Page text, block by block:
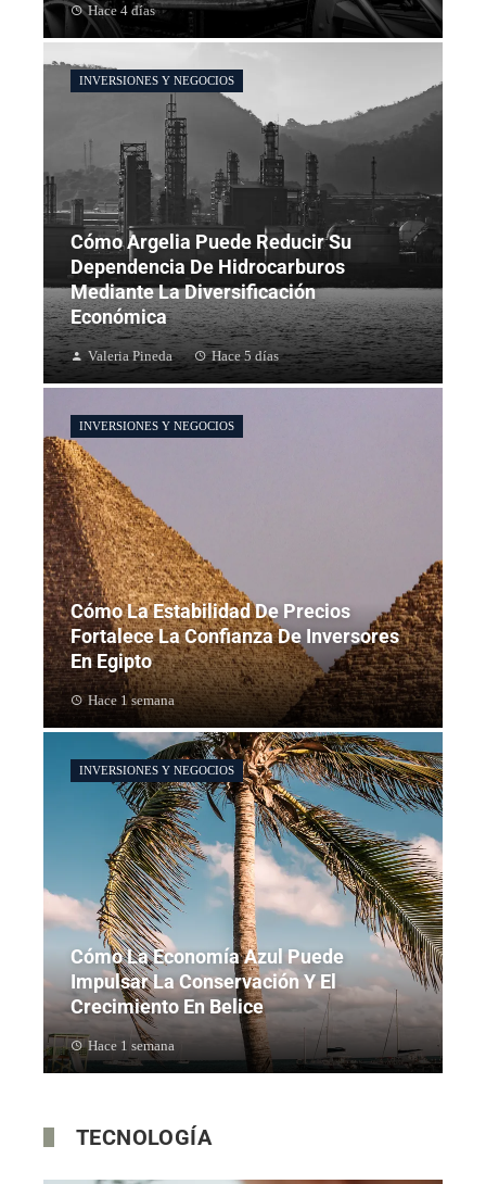
Hace 4 días
INVERSIONES Y NEGOCIOS
Cómo Argelia Puede Reducir Su
Dependencia De Hidrocarburos
Mediante La Diversificación
Económica
Valeria Pineda Hace 5 días
INVERSIONES Y NEGOCIOS
Cómo La Estabilidad De Precios
Fortalece La Confianza De Inversores
En Egipto
Hace 1 semana
INVERSIONES Y NEGOCIOS
Cómo La Economía Azul Puede
Impulsar La Conservación Y El
Crecimiento En Belice
Hace 1 semana
TECNOLOGÍA